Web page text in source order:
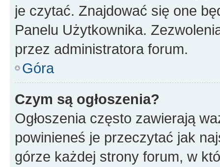
je czytać. Znajdować się one
Panelu Użytkownika.
przez administratora forum.
Góra
Czym są ogłoszenia?
Ogłoszenia często zawierają
powinieneś je przeczytać jak
górze każdej strony forum, w